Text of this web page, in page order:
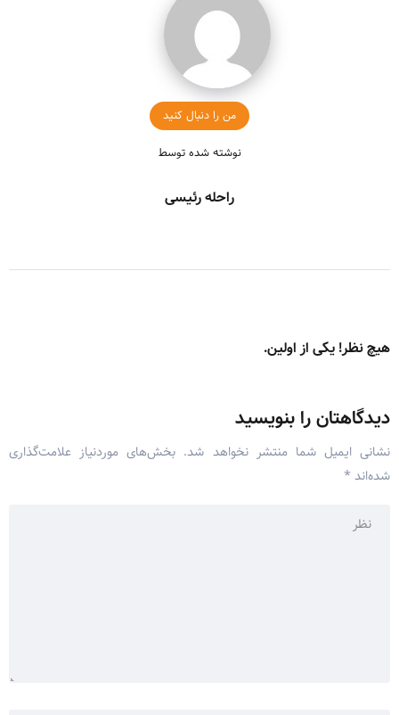
من را دنبال کنید
نوشته شده توسط
راحله رئیسی
هیچ نظر! یکی از اولین.
دیدگاهتان را بنویسید
نشانی ایمیل شما منتشر نخواهد شد. بخش‌های موردنیاز علامت‌گذاری
شده‌اند *